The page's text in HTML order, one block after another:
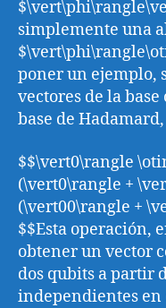
simplemente una
poner un ejemplo,
vectores de la
base de
$$\vert0\rangle
(\vert0\rangle +
(\vert00\rangle +
$$Esta operación,
obtener un vector
dos qubits a partir
independientes en